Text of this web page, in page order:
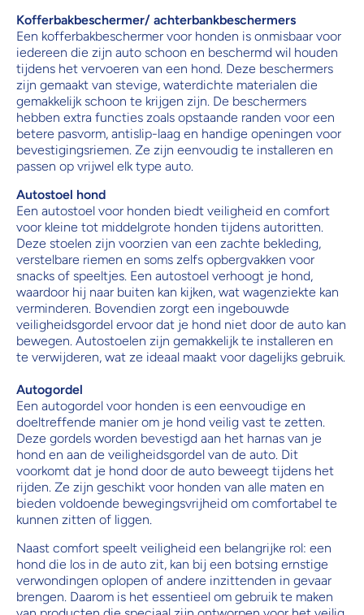
Kofferbakbeschermer/ achterbankbeschermers
Een kofferbakbeschermer voor honden is onmisbaar voor
iedereen die zijn auto schoon en beschermd wil houden
tijdens het vervoeren van een hond. Deze beschermers
zijn gemaakt van stevige, waterdichte materialen die
gemakkelijk schoon te krijgen zijn. De beschermers
hebben extra functies zoals opstaande randen voor een
betere pasvorm, antislip-laag en handige openingen voor
bevestigingsriemen. Ze zijn eenvoudig te installeren en
passen op vrijwel elk type auto.
Autostoel hond
Een autostoel voor honden biedt veiligheid en comfort
voor kleine tot middelgrote honden tijdens autoritten.
Deze stoelen zijn voorzien van een zachte bekleding,
verstelbare riemen en soms zelfs opbergvakken voor
snacks of speeltjes. Een autostoel verhoogt je hond,
waardoor hij naar buiten kan kijken, wat wagenziekte kan
verminderen. Bovendien zorgt een ingebouwde
veiligheidsgordel ervoor dat je hond niet door de auto kan
bewegen. Autostoelen zijn gemakkelijk te installeren en
te verwijderen, wat ze ideaal maakt voor dagelijks gebruik.
Autogordel
Een autogordel voor honden is een eenvoudige en
doeltreffende manier om je hond veilig vast te zetten.
Deze gordels worden bevestigd aan het harnas van je
hond en aan de veiligheidsgordel van de auto. Dit
voorkomt dat je hond door de auto beweegt tijdens het
rijden. Ze zijn geschikt voor honden van alle maten en
bieden voldoende bewegingsvrijheid om comfortabel te
kunnen zitten of liggen.
Naast comfort speelt veiligheid een belangrijke rol: een
hond die los in de auto zit, kan bij een botsing ernstige
verwondingen oplopen of andere inzittenden in gevaar
brengen. Daarom is het essentieel om gebruik te maken